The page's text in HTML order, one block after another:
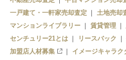
一戸建て・一軒家売却査定
土地売却
マンションライブラリー
賃貸管理
センチュリー21とは
リースバック
加盟店人材募集
イメージキャラク